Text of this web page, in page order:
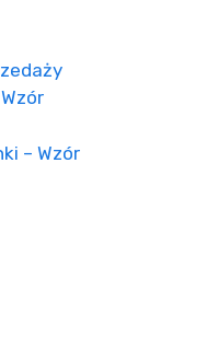
– Wzór